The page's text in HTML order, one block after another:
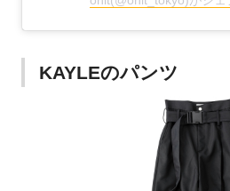
KAYLEのパンツ